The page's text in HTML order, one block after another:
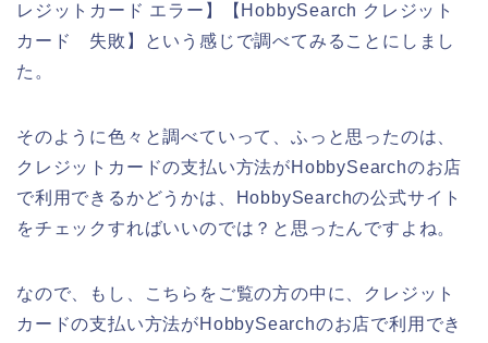
レジットカード エラー】【HobbySearch クレジット
カード 失敗】という感じで調べてみることにしまし
た。
そのように色々と調べていって、ふっと思ったのは、
クレジットカードの支払い方法がHobbySearchのお店
で利用できるかどうかは、HobbySearchの公式サイト
をチェックすればいいのでは？と思ったんですよね。
なので、もし、こちらをご覧の方の中に、クレジット
カードの支払い方法がHobbySearchのお店で利用でき